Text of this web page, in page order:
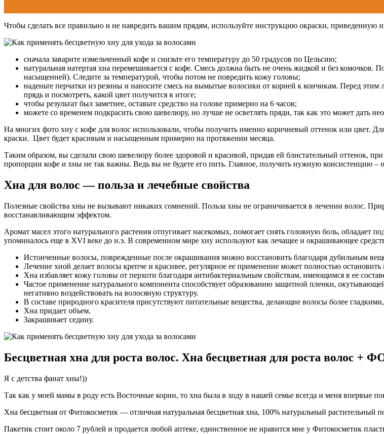
Чтобы сделать все правильно и не навредить вашим прядям, используйте инструкцию окраски, приведенную
сначала заварите измельченный кофе и снизьте его температуру до 50 градусов по Цельсию;
натуральная натертая хна перемешивается с кофе. Смесь должна быть не очень жидкой и без комочков.
насыщенней). Следите за температурой, чтобы потом не повредить кожу головы;
наденьте перчатки из резины и наносите смесь на вымытые волосики от корней к кончикам. Перед
прядь и посмотреть, какой цвет получится в итоге;
чтобы результат был заметнее, оставьте средство на голове примерно на 6 часов;
можете со временем подкрасить свою шевелюру, но лучше не осветлять пряди, так как это может дать
На многих фото хну с кофе для волос использовали, чтобы получить именно коричневый оттенок или цвет.
краски. Цвет будет красивым и насыщенным примерно на протяжении месяца.
Таким образом, вы сделали свою шевелюру более здоровой и красивой, придав ей блистательный оттенок,
пропорции кофе и хны не так важны. Ведь вы не будете его пить. Главное, получить нужную консистенцию –
Хна для волос — польза и лечебные свойства
Полезные свойства хны не вызывают никаких сомнений. Польза хны не ограничивается в лечении волос.
восстанавливающим эффектом.
Аромат масел этого натурального растения отпугивает насекомых, помогает снять головную боль,
упоминалось еще в XVI веке до н.э. В современном мире хну используют как лечащее и окрашивающее
Истонченные волосы, поврежденные после окрашивания можно восстановить благодаря дубильным
Лечение хной делает волосы крепче и красивее, регулярное ее применение может полностью
Хна избавляет кожу головы от перхоти благодаря антибактериальным свойствам, имеющимся в ее
Частое применение натурального компонента способствует образованию защитной пленки,
негативно воздействовать на волосяную структуру.
В составе природного красителя присутствуют питательные вещества, делающие волосы более
Хна придает объем.
Закрашивает седину.
Бесцветная хна для роста волос. Хна бесцветная для роста волос +
Я с детства фанат хны!))
Так как у моей мамы в роду есть Восточные корни, то хна была в ходу в нашей семье всегда и меня впервые
Хна бесцветная от Фитокосметик — отличная натуральная бесцветная хна, 100% натуральный растительный
Пакетик стоит около 7 рублей и продается любой аптеке, единственное не нравится мне у Фитокосметик